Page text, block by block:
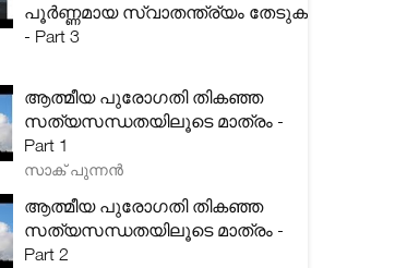
പൂർണ്ണമായ സ്വാതന്ത്ര്യം തേടുക
- Part 3
ആത്മീയ പുരോഗതി തികഞ്ഞ
സത്യസന്ധതയിലൂടെ മാത്രം -
Part 1
സാക് പുന്നൻ
ആത്മീയ പുരോഗതി തികഞ്ഞ
സത്യസന്ധതയിലൂടെ മാത്രം -
Part 2